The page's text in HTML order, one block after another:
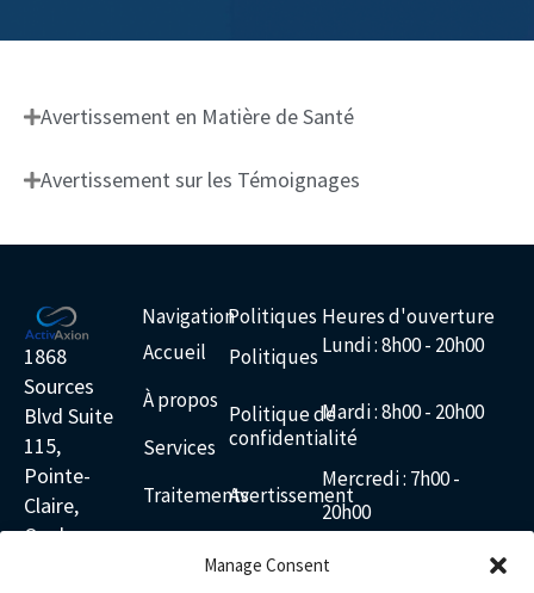
Manage Consent
Avertissement en Matière de Santé
Avertissement sur les Témoignages
1868
Sources
Blvd Suite
115,
Pointe-
Claire,
Quebec
Navigation
Accueil
À propos
Services
Traitements
Politiques
Politiques
Politique de
confidentialité
Avertissement
Conditions
d’utilisation
Heures d'ouverture
Lundi : 8h00 - 20h00
Mardi : 8h00 - 20h00
Mercredi : 7h00 -
20h00
Jeudi